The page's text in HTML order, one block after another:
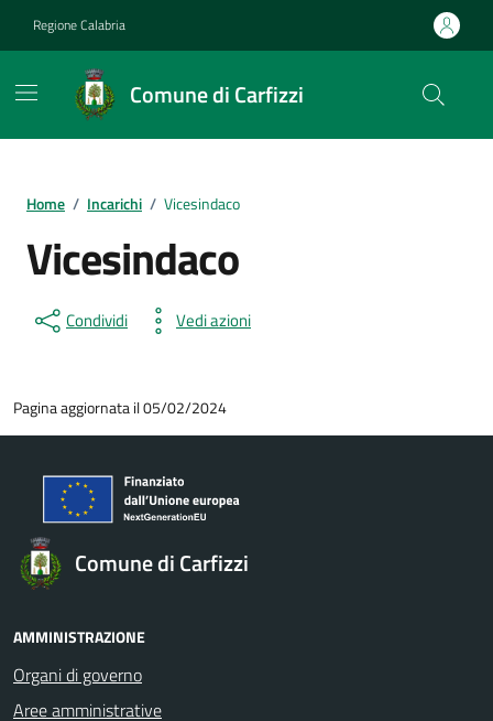
Regione Calabria
Comune di Carfizzi
Home / Incarichi / Vicesindaco
Vicesindaco
Condividi Vedi azioni
Pagina aggiornata il 05/02/2024
Comune di Carfizzi
AMMINISTRAZIONE
Organi di governo
Aree amministrative